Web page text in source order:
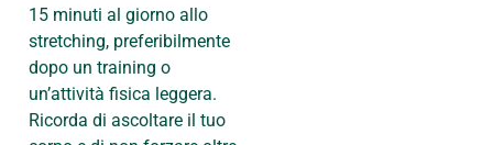
15 minuti al giorno allo
stretching, preferibilmente
dopo un training o
un’attività fisica leggera.
Ricorda di ascoltare il tuo